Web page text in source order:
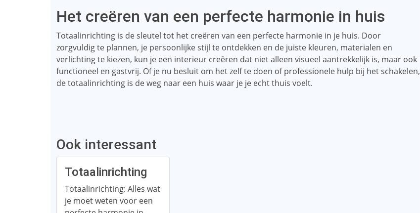
Het creëren van een perfecte harmonie in huis
Totaalinrichting is de sleutel tot het creëren van een perfecte harmonie in je huis. Door
zorgvuldig te plannen, je persoonlijke stijl te ontdekken en de juiste kleuren, materialen en
verlichting te kiezen, kun je een interieur creëren dat niet alleen visueel aantrekkelijk is, maar ook
functioneel en gastvrij. Of je nu besluit om het zelf te doen of professionele hulp bij het schakelen,
de totaalinrichting is de weg naar een huis waar je je echt thuis voelt.
Ook interessant
Totaalinrichting
Totaalinrichting: Alles wat
je moet weten voor een